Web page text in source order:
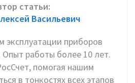
статьи:
Васильевич
эксплуатации приборов
работы более 10 лет.
помогая нашим
в тонкостях всех этапов